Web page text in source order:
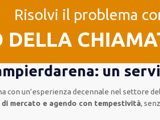
Risolvi il problema
DELLA
un
con un’esperienza decennale nel settore
mercato e agendo con tempestività,